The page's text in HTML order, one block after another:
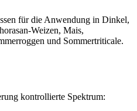
für die Anwendung in Dinkel,
Weizen, Mais,
und Sommertriticale.
kontrollierte Spektrum: